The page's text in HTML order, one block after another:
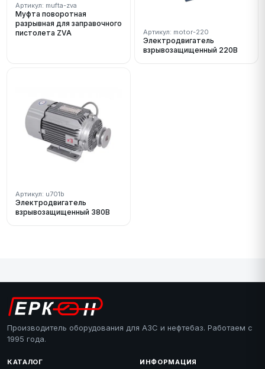
Артикул: mufta-zva
Муфта поворотная
разрывная для заправочного
пистолета ZVA
Артикул: motor-220
Электродвигатель
взрывозащищенный 220В
Артикул: u701b
Электродвигатель
взрывозащищенный 380В
Производитель оборудования для АЗС и нефтебаз. Работаем с
1995 года.
КАТАЛОГ ИНФОРМАЦИЯ